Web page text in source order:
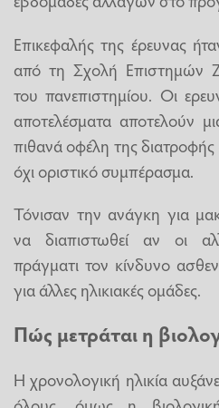
Επικεφαλής της έρευνας
από τη Σχολή Επιστημών
του πανεπιστημίου. Οι
αποτελέσματα αποτελούν
πιθανά οφέλη της
όχι οριστικό συμπέρασμα.
Τόνισαν την ανάγκη για
να διαπιστωθεί αν οι
πράγματι τον κίνδυνο
για άλλες ηλικιακές ομάδες.
Πώς μετράται η
Η χρονολογική ηλικία